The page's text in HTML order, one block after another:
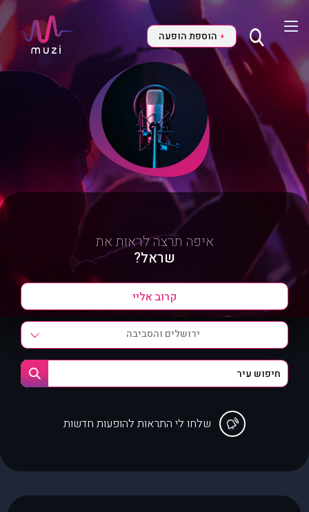
+ הוספת הופעה
איפה תרצה לראות את
שראל?
ירושלים והסביבה
שלחו לי התראות להופעות חדשות